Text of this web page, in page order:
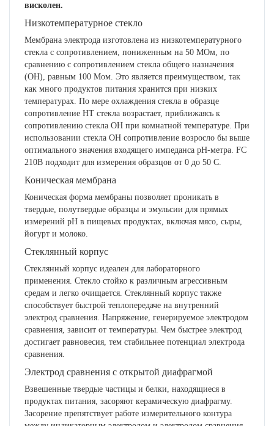
висколен.
Низкотемпературное стекло
Мембрана электрода изготовлена из низкотемпературного
стекла с сопротивлением, пониженным на 50 МОм, по
сравнению с сопротивлением стекла общего назначения
(ОН), равным 100 Мом. Это является преимуществом, так
как много продуктов питания хранится при низких
температурах. По мере охлаждения стекла в образце
сопротивление НТ стекла возрастает, приближаясь к
сопротивлению стекла ОН при комнатной температуре. При
использовании стекла ОН сопротивление возросло бы выше
оптимального значения входящего импеданса рН-метра. FC
210B подходит для измерения образцов от 0 до 50 С.
Коническая мембрана
Коническая форма мембраны позволяет проникать в
твердые, полутвердые образцы и эмульсии для прямых
измерений рН в пищевых продуктах, включая мясо, сыры,
йогурт и молоко.
Стеклянный корпус
Стеклянный корпус идеален для лабораторного
применения. Стекло стойко к различным агрессивным
средам и легко очищается. Стеклянный корпус также
способствует быстрой теплопередаче на внутренний
электрод сравнения. Напряжение, генерируемое электродом
сравнения, зависит от температуры. Чем быстрее электрод
достигает равновесия, тем стабильнее потенциал электрода
сравнения.
Электрод сравнения с открытой диафрагмой
Взвешенные твердые частицы и белки, находящиеся в
продуктах питания, засоряют керамическую диафрагму.
Засорение препятствует работе измерительного контура